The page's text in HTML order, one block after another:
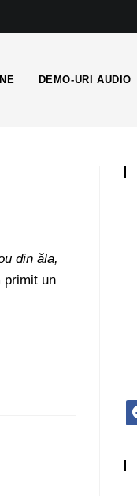
DEMO-URI AUDIO
din ăla,
primit un